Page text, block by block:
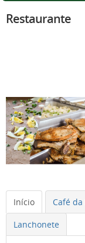
Restaurante
Início Café
Lanchonete